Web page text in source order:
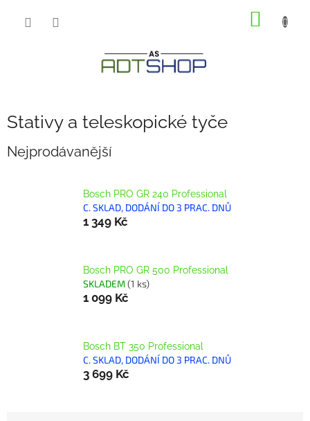
Stativy a teleskopické tyče
Nejprodávanější
Bosch PRO GR 240 Professional
C. SKLAD, DODÁNÍ DO 3 PRAC. DNŮ
1 349 Kč
Bosch PRO GR 500 Professional
SKLADEM(1 ks)
1 099 Kč
Bosch BT 350 Professional
C. SKLAD, DODÁNÍ DO 3 PRAC. DNŮ
3 699 Kč